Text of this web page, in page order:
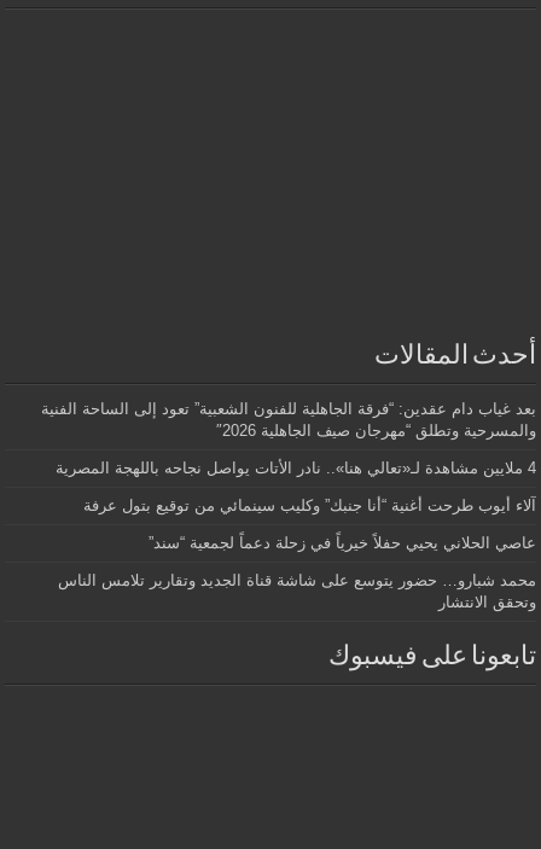
أحدث المقالات
بعد غياب دام عقدين: “فرقة الجاهلية للفنون الشعبية” تعود إلى الساحة الفنية
والمسرحية وتطلق “مهرجان صيف الجاهلية 2026″
4 ملايين مشاهدة لـ«تعالي هنا».. نادر الأتات يواصل نجاحه باللهجة المصرية
آلاء أيوب طرحت أغنية “أنا جنبك” وكليب سينمائي من توقيع بتول عرفة
عاصي الحلاني يحيي حفلاً خيرياً في زحلة دعماً لجمعية “سند”
محمد شبارو… حضور يتوسع على شاشة قناة الجديد وتقارير تلامس الناس
وتحقق الانتشار
تابعونا على فيسبوك